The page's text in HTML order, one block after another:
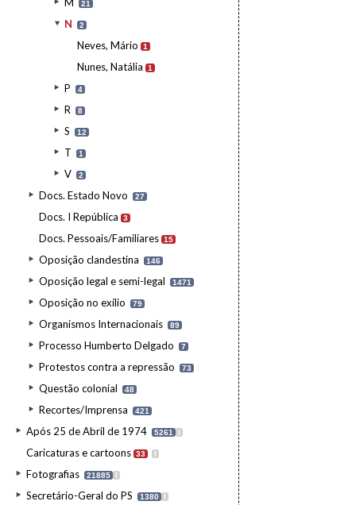
21
N 2
Neves, Mário 1
Nunes, Natália 1
P 4
R 8
S 12
T 1
V 2
Docs. Estado Novo 27
Docs. I República 3
Docs. Pessoais/Familiares 15
Oposição clandestina 146
Oposição legal e semi-legal 1471
Oposição no exílio 79
Organismos Internacionais 89
Processo Humberto Delgado 7
Protestos contra a repressão 73
Questão colonial 48
Recortes/Imprensa 421
Após 25 de Abril de 1974 5261 I
Caricaturas e cartoons 33 I
Fotografias 21885 I
Secretário-Geral do PS 1380 I